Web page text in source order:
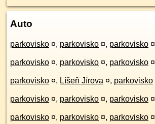
Auto
parkovisko ¤, parkovisko ¤, parkovisko ¤
parkovisko ¤, parkovisko ¤, parkovisko ¤
parkovisko ¤, Líšeň Jírova ¤, parkovisko
parkovisko ¤, parkovisko ¤, parkovisko ¤
parkovisko ¤, parkovisko ¤, parkovisko ¤